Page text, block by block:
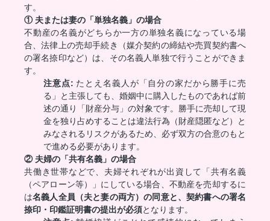
す。
① 夫または妻の「単独名義」の場合
不動産の名義がどちらか一方の単独名義になっている場
合、法律上の売却手続き（媒介契約の締結や売買契約書へ
の署名捺印など）は、その名義人単独で行うことができま
す。
注意点: たとえ名義人が「自分の家だから勝手に売
る」と主張しても、婚姻中に購入したものであれば前
述の通り「財産分与」の対象です。勝手に売却して現
金を独り占めすることは違法行為（財産隠匿など）と
みなされるリスクがあるため、必ず双方の合意のもと
で進める必要があります。
② 夫婦の「共有名義」の場合
共働き世帯などで、夫婦それぞれが出資して「共有名義
（ペアローン等）」にしている場合、不動産を売却するに
は名義人全員（夫と妻の両方）の同意と、契約書への署名
捺印・印鑑証明書の提出が必須となります。